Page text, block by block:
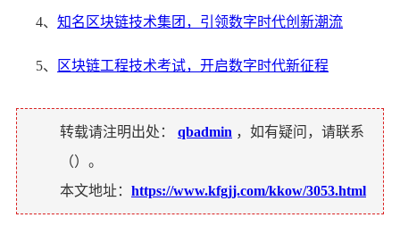
4、 知名区块链技术集团，引领数字时代创新潮流
5、 区块链工程技术考试，开启数字时代新征程
转载请注明出处： qbadmin ，如有疑问，请联系
（）。
本文地址： https://www.kfgjj.com/kkow/3053.html